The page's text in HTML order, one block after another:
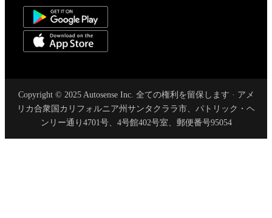
Copyright © 2025 Autosense Inc. 全ての権利を留保します · アメ
リカ合衆国カリフォルニア州サンタクララ市、パトリック・ヘ
ンリー通り4701号、4号館402号室、郵便番号95054